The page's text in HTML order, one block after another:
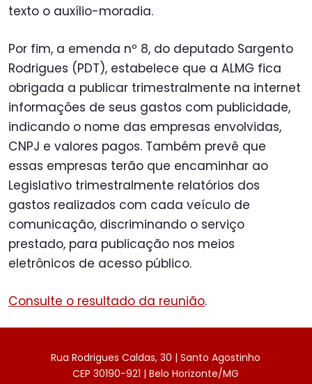
texto o auxílio-moradia.
Por fim, a emenda nº 8, do deputado Sargento
Rodrigues (PDT), estabelece que a ALMG fica
obrigada a publicar trimestralmente na internet
informações de seus gastos com publicidade,
indicando o nome das empresas envolvidas,
CNPJ e valores pagos. Também prevê que
essas empresas terão que encaminhar ao
Legislativo trimestralmente relatórios dos
gastos realizados com cada veículo de
comunicação, discriminando o serviço
prestado, para publicação nos meios
eletrônicos de acesso público.
Consulte o resultado da reunião.
Rua Rodrigues Caldas, 30 | Santo Agostinho
CEP 30190-921 | Belo Horizonte/MG